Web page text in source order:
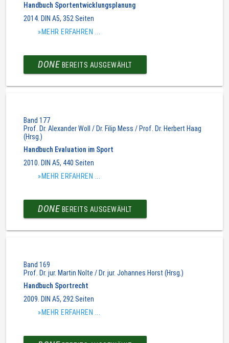
Handbuch Sportentwicklungsplanung
2014. DIN A5, 352 Seiten
»MEHR ERFAHREN ...
DONE BEREITS AUSGEWÄHLT
Band 177
Prof. Dr. Alexander Woll / Dr. Filip Mess / Prof. Dr. Herbert Haag
(Hrsg.)
Handbuch Evaluation im Sport
2010. DIN A5, 440 Seiten
»MEHR ERFAHREN ...
DONE BEREITS AUSGEWÄHLT
Band 169
Prof. Dr. jur. Martin Nolte / Dr. jur. Johannes Horst (Hrsg.)
Handbuch Sportrecht
2009. DIN A5, 292 Seiten
»MEHR ERFAHREN ...